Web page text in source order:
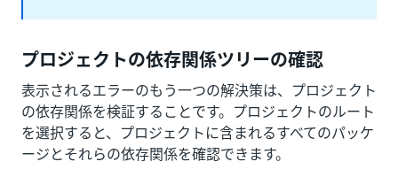
プロジェクトの依存関係ツリーの確認
表示されるエラーのもう一つの解決策は、プロジェクト
の依存関係を検証することです。プロジェクトのルート
を選択すると、プロジェクトに含まれるすべてのパッケ
ージとそれらの依存関係を確認できます。